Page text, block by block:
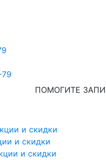
ПОМОГИТЕ
и скидки
и скидки
и скидки